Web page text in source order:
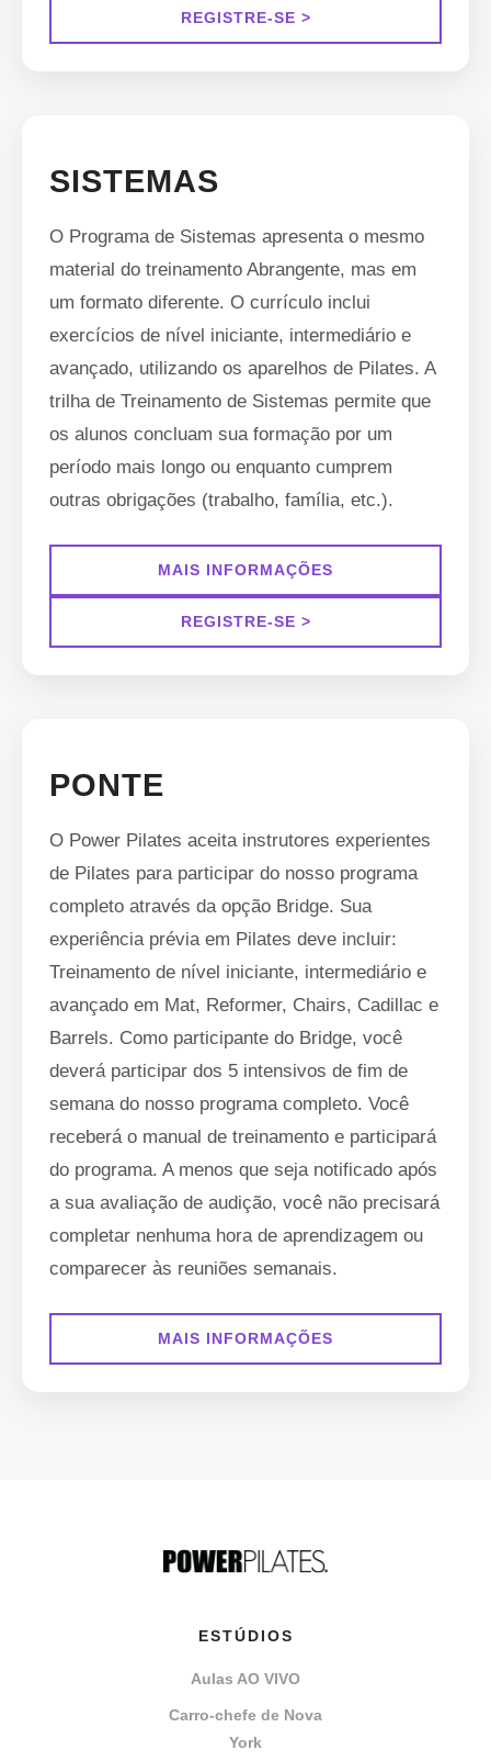
REGISTRE-SE >
SISTEMAS
O Programa de Sistemas apresenta o mesmo
material do treinamento Abrangente, mas em
um formato diferente. O currículo inclui
exercícios de nível iniciante, intermediário e
avançado, utilizando os aparelhos de Pilates. A
trilha de Treinamento de Sistemas permite que
os alunos concluam sua formação por um
período mais longo ou enquanto cumprem
outras obrigações (trabalho, família, etc.).
MAIS INFORMAÇÕES
REGISTRE-SE >
PONTE
O Power Pilates aceita instrutores experientes
de Pilates para participar do nosso programa
completo através da opção Bridge. Sua
experiência prévia em Pilates deve incluir:
Treinamento de nível iniciante, intermediário e
avançado em Mat, Reformer, Chairs, Cadillac e
Barrels. Como participante do Bridge, você
deverá participar dos 5 intensivos de fim de
semana do nosso programa completo. Você
receberá o manual de treinamento e participará
do programa. A menos que seja notificado após
a sua avaliação de audição, você não precisará
completar nenhuma hora de aprendizagem ou
comparecer às reuniões semanais.
MAIS INFORMAÇÕES
ESTÚDIOS
Aulas AO VIVO
Carro-chefe de Nova
York